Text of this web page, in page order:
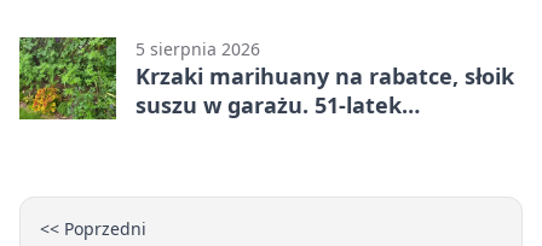
5 sierpnia 2026
Krzaki marihuany na rabatce, słoik
suszu w garażu. 51-latek
<< Poprzedni